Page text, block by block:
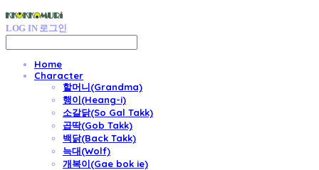
LOG IN 로그인
Home
Character
할머니(Grandma)
행이(Heang-i)
소갈닭(So Gal Takk)
곱딱(Gob Takk)
백닭(Back Takk)
늑대(Wolf)
개복이(Gae bok ie)